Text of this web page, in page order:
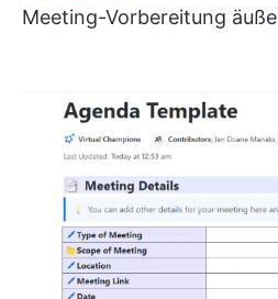
Meeting-Vorbereitung